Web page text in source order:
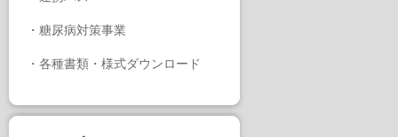
・ 糖尿病対策事業
・ 各種書類・様式ダウンロード